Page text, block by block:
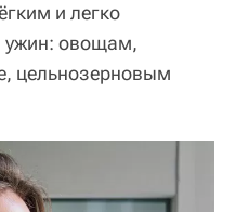
и легко
ужин: овощам,
цельнозерновым